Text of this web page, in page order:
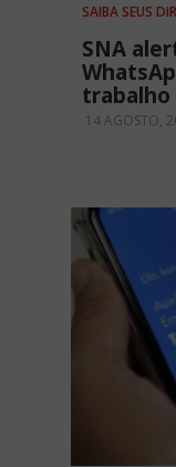
SAIBA SEUS
SNA
trabalho
14 AGOSTO,